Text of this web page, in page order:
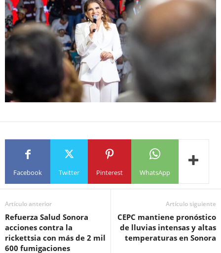
Facebook Twitter Pinterest WhatsApp
Artículo anterior
Refuerza Salud Sonora
acciones contra la
rickettsia con más de 2 mil
600 fumigaciones
Artículo siguiente
CEPC mantiene pronóstico
de lluvias intensas y altas
temperaturas en Sonora